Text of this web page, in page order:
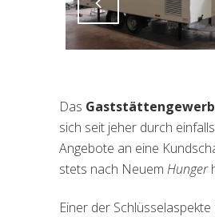
Attiva comando
Das
sich seit jeher durch
Angebote an eine
stets nach Neuem Hunger
Einer der